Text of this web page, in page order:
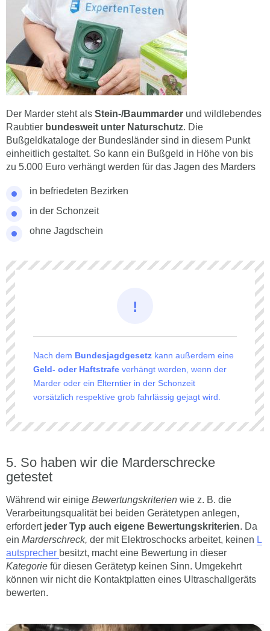
Der Marder steht als Stein-/Baummarder und wildlebendes
Raubtier bundesweit unter Naturschutz. Die
Bußgeldkataloge der Bundesländer sind in diesem Punkt
einheitlich gestaltet. So kann ein Bußgeld in Höhe von bis
zu 5.000 Euro verhängt werden für das Jagen des Marders
in befriedeten Bezirken
in der Schonzeit
ohne Jagdschein
Nach dem Bundesjagdgesetz kann außerdem eine
Geld- oder Haftstrafe verhängt werden, wenn der
Marder oder ein Elterntier in der Schonzeit
vorsätzlich respektive grob fahrlässig gejagt wird.
So haben wir die Marderschrecke
getestet
Während wir einige Bewertungskriterien wie z. B. die
Verarbeitungsqualität bei beiden Gerätetypen anlegen,
erfordert jeder Typ auch eigene Bewertungskriterien. Da
ein Marderschreck, der mit Elektroschocks arbeitet, keinen L
autsprecher besitzt, macht eine Bewertung in dieser
Kategorie für diesen Gerätetyp keinen Sinn. Umgekehrt
können wir nicht die Kontaktplatten eines Ultraschallgeräts
bewerten.